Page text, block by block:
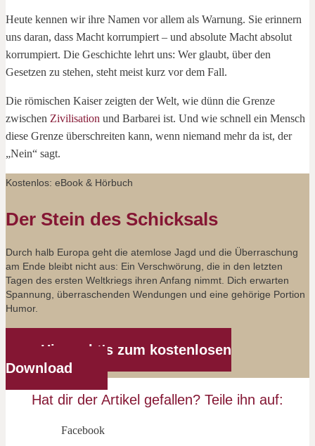
Heute kennen wir ihre Namen vor allem als Warnung. Sie erinnern
uns daran, dass Macht korrumpiert – und absolute Macht absolut
korrumpiert. Die Geschichte lehrt uns: Wer glaubt, über den
Gesetzen zu stehen, steht meist kurz vor dem Fall.
Die römischen Kaiser zeigten der Welt, wie dünn die Grenze
zwischen Zivilisation und Barbarei ist. Und wie schnell ein Mensch
diese Grenze überschreiten kann, wenn niemand mehr da ist, der
„Nein“ sagt.
Kostenlos: eBook & Hörbuch
Der Stein des Schicksals
Durch halb Europa geht die atemlose Jagd und die Überraschung
am Ende bleibt nicht aus: Ein Verschwörung, die in den letzten
Tagen des ersten Weltkriegs ihren Anfang nimmt. Dich erwarten
Spannung, überraschenden Wendungen und eine gehörige Portion
Humor.
Hier geht's zum kostenlosen
Download
Hat dir der Artikel gefallen? Teile ihn auf:
Facebook